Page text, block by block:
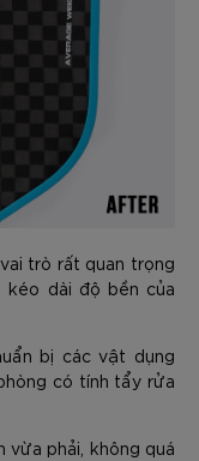
trò rất quan trọng
kéo dài độ bền của
bị các vật dụng
có tính tẩy rửa
vừa phải, không quá